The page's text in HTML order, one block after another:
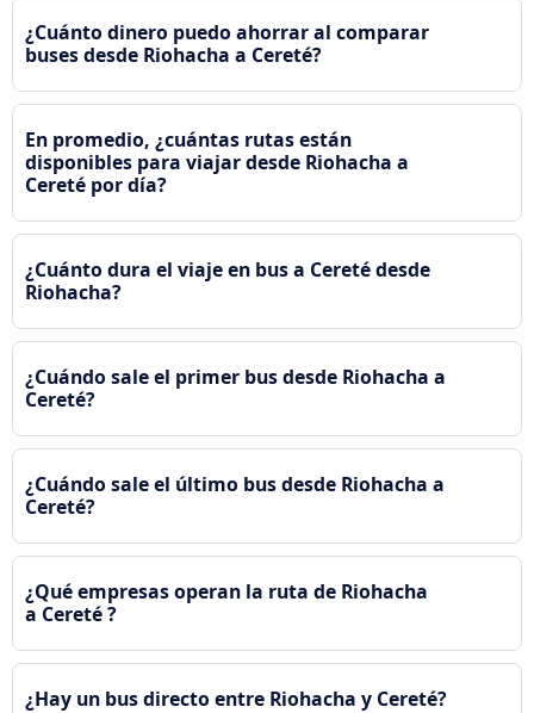
¿Cuánto dinero puedo ahorrar al comparar
buses desde Riohacha a Cereté?
En promedio, ¿cuántas rutas están
disponibles para viajar desde Riohacha a
Cereté por día?
¿Cuánto dura el viaje en bus a Cereté desde
Riohacha?
¿Cuándo sale el primer bus desde Riohacha a
Cereté?
¿Cuándo sale el último bus desde Riohacha a
Cereté?
¿Qué empresas operan la ruta de Riohacha
a Cereté ?
¿Hay un bus directo entre Riohacha y Cereté?